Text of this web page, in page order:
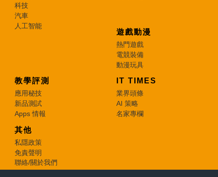
科技
汽車
人工智能
遊戲動漫
熱門遊戲
電競裝備
動漫玩具
教學評測
應用秘技
新品測試
Apps 情報
IT TIMES
業界頭條
AI 策略
名家專欄
其他
私隱政策
免責聲明
聯絡/關於我們